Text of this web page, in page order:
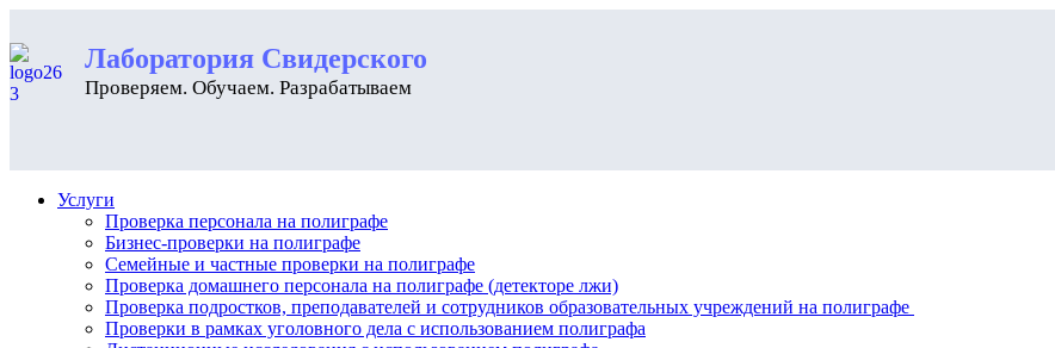
Лаборатория Свидерского
Проверяем. Обучаем. Разрабатываем
Услуги
Проверка персонала на полиграфе
Бизнес-проверки на полиграфе
Семейные и частные проверки на полиграфе
Проверка домашнего персонала на полиграфе (детекторе лжи)
Проверка подростков, преподавателей и сотрудников образовательных учреждений на полиграфе
Проверки в рамках уголовного дела с использованием полиграфа